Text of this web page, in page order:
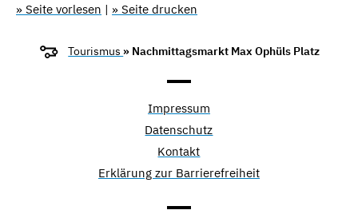
» Seite vorlesen | » Seite drucken
Tourismus » Nachmittagsmarkt Max Ophüls Platz
Impressum
Datenschutz
Kontakt
Erklärung zur Barrierefreiheit